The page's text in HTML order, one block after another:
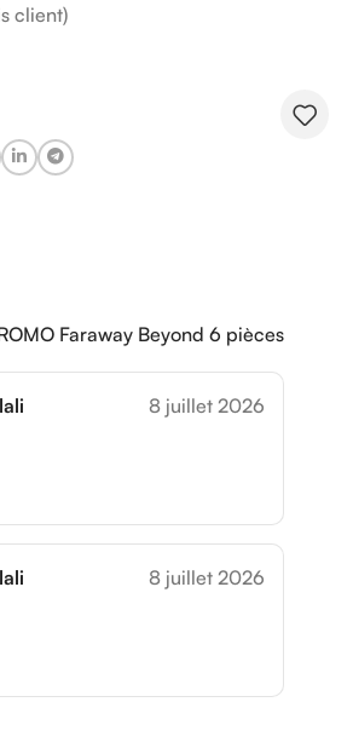
client)
Faraway Beyond 6 pièces
8 juillet 2026
8 juillet 2026